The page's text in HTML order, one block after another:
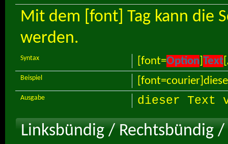
Mit dem [font] Tag kann die
werden.
[font=Option] Text
Syntax
Beispiel
dieser Text
Ausgabe
Linksbündig / Rechtsbündig